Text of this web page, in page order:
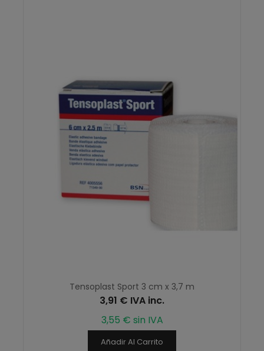
Tensoplast Sport 3 cm x 3,7 m
3,91 € IVA inc.
3,55 € sin IVA
Añadir Al Carrito